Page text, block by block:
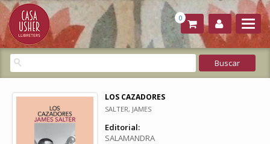
0
LOS CAZADORES
SALTER, JAMES
Editorial:
SALAMANDRA